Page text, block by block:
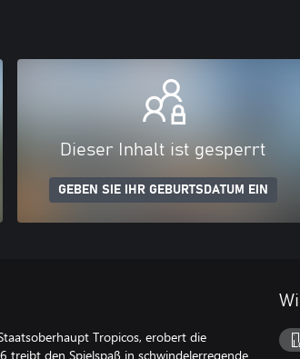
Dieser Inhalt ist gesperrt
GEBEN SIE IHR GEBURTSDATUM EIN
Tropicos, erobert die
treibt den Spielspaß in schwindelerregende